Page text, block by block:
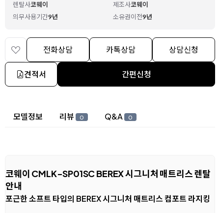
렌탈사코웨이 제조사코웨이
의무사용기간9년 소유권이전9년
전화상담 카톡상담 상담신청
견적서 간편신청
상세 정보
모델정보 리뷰 0 Q&A 0
코웨이 CMLK-SP01SC BEREX 시그니처 매트리스 렌탈
안내
포근한 소프트 타입의 BEREX 시그니처 매트리스 컴포트 라지킹